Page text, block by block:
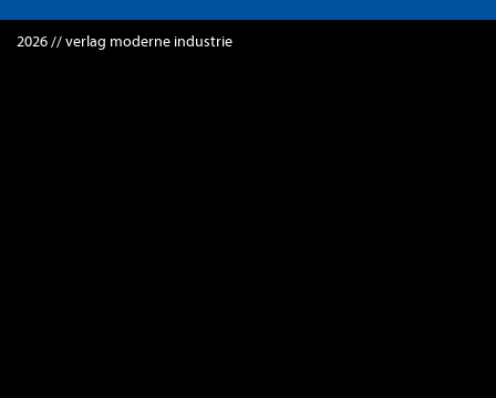
2026 // verlag moderne industrie